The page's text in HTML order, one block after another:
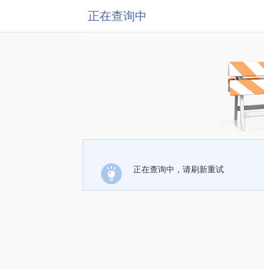
正在查询中
正在查询中，请刷新重试